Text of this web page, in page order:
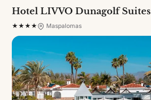
Hotel LIVVO Dunagolf Suites
★★★★ Maspalomas